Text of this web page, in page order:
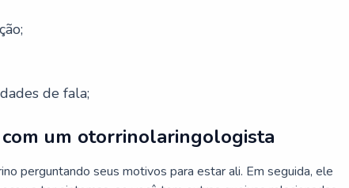
de fala;
um otorrinolaringologista
perguntando seus motivos para estar ali. Em seguida, ele